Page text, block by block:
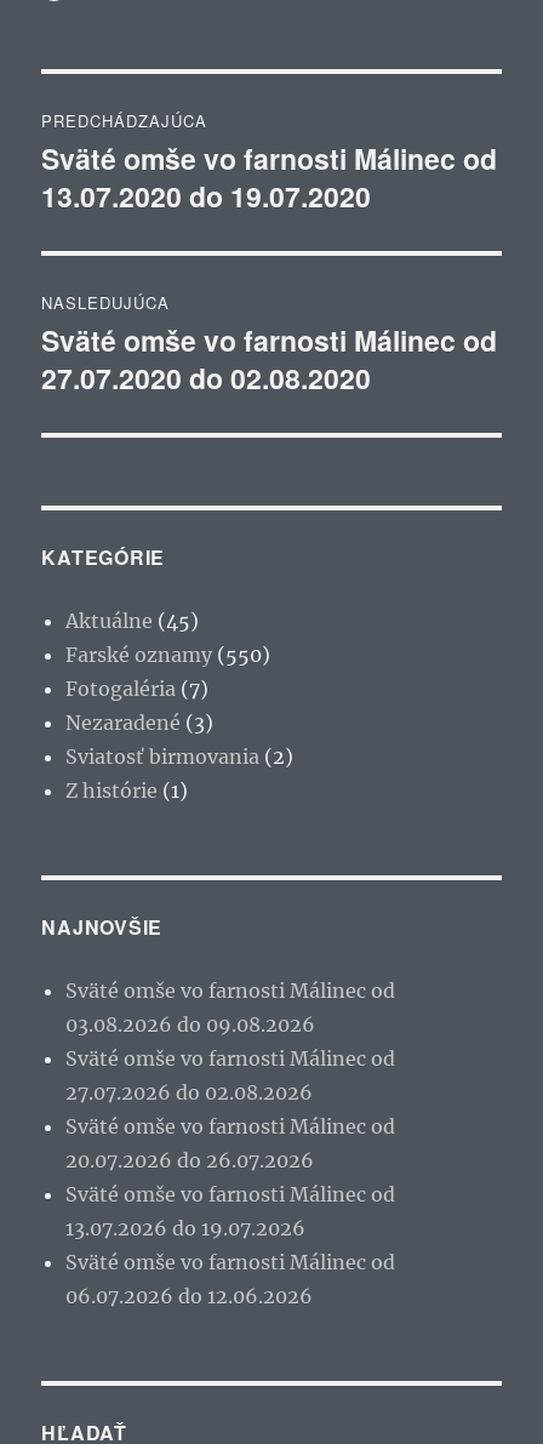
v
článku
PREDCHÁDZAJÚCA
Predchádzajúci
článok:
Sväté omše vo farnosti Málinec od
13.07.2020 do 19.07.2020
NASLEDUJÚCA
Ďalší
článok:
Sväté omše vo farnosti Málinec od
27.07.2020 do 02.08.2020
KATEGÓRIE
Aktuálne (45)
Farské oznamy (550)
Fotogaléria (7)
Nezaradené (3)
Sviatosť birmovania (2)
Z histórie (1)
NAJNOVŠIE
Sväté omše vo farnosti Málinec od
03.08.2026 do 09.08.2026
Sväté omše vo farnosti Málinec od
27.07.2026 do 02.08.2026
Sväté omše vo farnosti Málinec od
20.07.2026 do 26.07.2026
Sväté omše vo farnosti Málinec od
13.07.2026 do 19.07.2026
Sväté omše vo farnosti Málinec od
06.07.2026 do 12.06.2026
HĽADAŤ